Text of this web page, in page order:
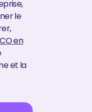
le
en
et la